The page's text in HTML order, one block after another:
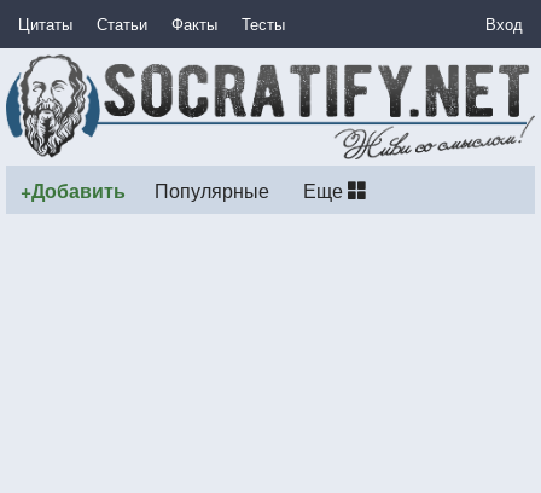
Цитаты Статьи Факты Тесты Вход
+Добавить Популярные Еще